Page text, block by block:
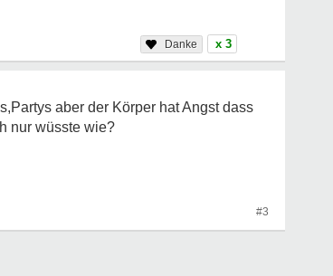
x 3
aber der Körper hat Angst dass
nur wüsste wie?
#3